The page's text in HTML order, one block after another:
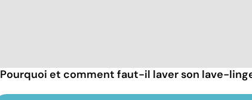
Pourquoi et comment faut-il laver son lave-